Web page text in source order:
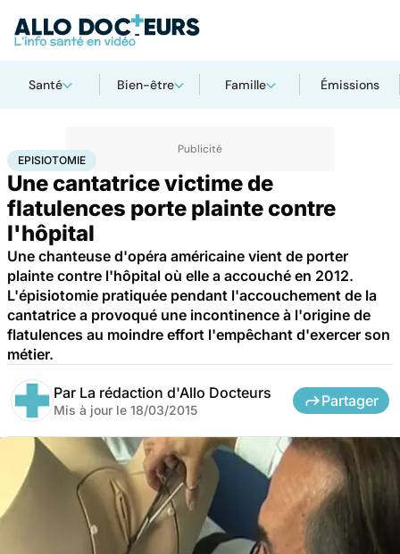
Santé Bien-être Famille Émissions
AccueilSantéEpisiotomie
EPISIOTOMIE
Une cantatrice victime de
flatulences porte plainte contre
l'hôpital
Une chanteuse d'opéra américaine vient de porter
plainte contre l'hôpital où elle a accouché en 2012.
L'épisiotomie pratiquée pendant l'accouchement de la
cantatrice a provoqué une incontinence à l'origine de
flatulences au moindre effort l'empêchant d'exercer son
métier.
Par La rédaction d'Allo Docteurs
Mis à jour le 18/03/2015
Partager